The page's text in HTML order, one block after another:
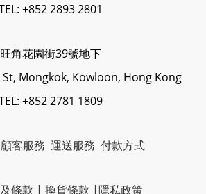
+852 2893 2801
旺角花園街39號地下
St, Mongkok, Kowloon, Hong Kong
+852 2781 1809
顧客服務 運送服務 付款方式
條款 | 換貨條款 |隱私政策